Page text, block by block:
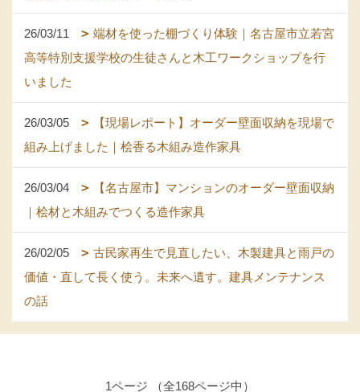
26/03/11
端材を使った棚づくり体験｜名古屋市立若宮
高等特別支援学校の生徒さんと木工ワークショップを行
いました
26/03/05
【現場レポート】オーダー壁面収納を現場で
組み上げました｜桧香る木組み造作家具
26/03/04
【名古屋市】マンションのオーダー壁面収納
｜桧材と木組みでつくる造作家具
26/02/05
古民家再生で見直したい、木製建具と雨戸の
価値・直して長く使う。未来へ遺す。建具メンテナンス
の話
1ページ （全168ページ中）